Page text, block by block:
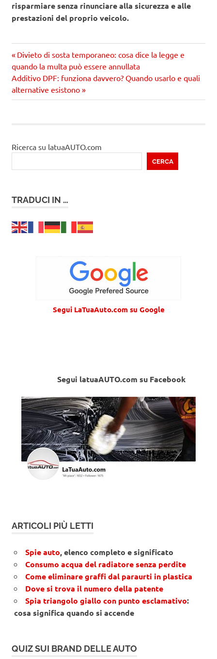
risparmiare senza rinunciare alla sicurezza e alle
prestazioni del proprio veicolo.
Navigazione
articoli
Precedente
articolo:
Divieto di sosta temporaneo: cosa dice la legge e
quando la multa può essere annullata
Prossimo
articolo
Additivo DPF: funziona davvero? Quando usarlo e quali
alternative esistono
Ricerca su latuaAUTO.com
CERCA
TRADUCI IN …
Segui LaTuaAuto.com su Google
Segui latuaAUTO.com su Facebook
ARTICOLI PIÙ LETTI
Spie auto, elenco completo e significato
Consumo acqua del radiatore senza perdite
Come eliminare graffi dal paraurti in plastica
Dove si trova il numero della patente
Spia triangolo giallo con punto esclamativo:
cosa significa quando si accende
QUIZ SUI BRAND DELLE AUTO